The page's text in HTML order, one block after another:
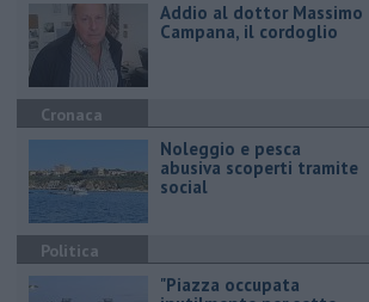
Addio al dottor Massimo
Campana, il cordoglio
Cronaca
Noleggio e pesca
abusiva scoperti tramite
social
Politica
"Piazza occupata